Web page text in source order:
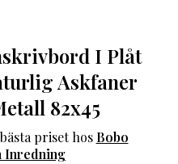
I Plåt
Askfaner
82x45
priset hos Bobo
Inredning